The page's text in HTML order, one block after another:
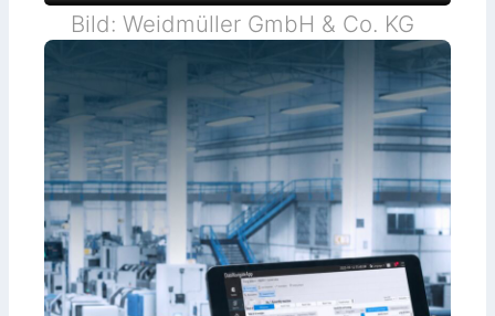
Bild: Weidmüller GmbH & Co. KG